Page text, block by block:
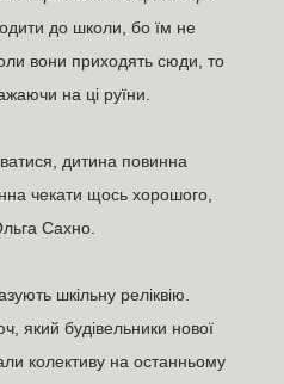
до школи, бо їм не
вони приходять сюди, то
на ці руїни.
дитина повинна
чекати щось хорошого,
Сахно.
шкільну реліквію.
який будівельники нової
колективу на останньому